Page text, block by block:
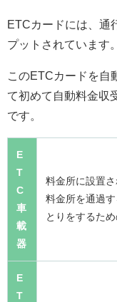
ETCカードには、通
プットされています。
このETCカードを自
て初めて自動料金収
です。
E
T
C
車
載
器
料金所に設置
料金所を通過
とりをするため
E
T